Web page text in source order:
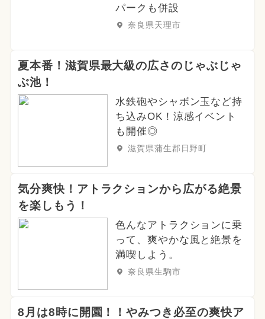
パークも併設
奈良県天理市
夏本番！滋賀県最大級の広さのじゃぶじゃ
ぶ池！
水鉄砲やシャボン玉など持
ち込みOK！涼感イベント
も開催◎
滋賀県蒲生郡日野町
気分爽快！アトラクションから広がる絶景
を楽しもう！
色んなアトラクションに乗
って、爽やかな風と絶景を
満喫しよう。
奈良県生駒市
8月は8時に開園！！やみつき必至の爽快ア